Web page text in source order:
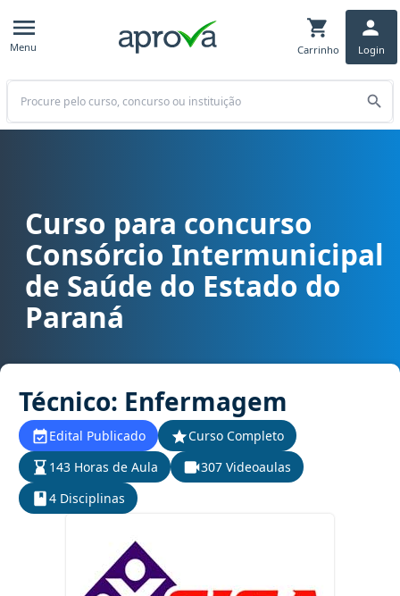
Menu Carrinho Login
Buscar
Curso para concurso CISA/AMERIOS 12ª R.S - Consórcio
Curso para concurso
Consórcio Intermunicipal
de Saúde do Estado do
Paraná
Técnico: Enfermagem
Edital Publicado
Curso Completo
143 Horas de Aula
307 Videoaulas
4 Disciplinas